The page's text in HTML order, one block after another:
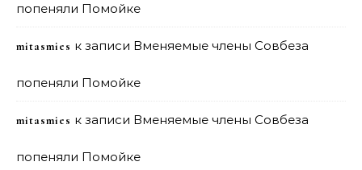
попеняли Помойке
mitasmies к записи Вменяемые члены Совбеза
попеняли Помойке
mitasmies к записи Вменяемые члены Совбеза
попеняли Помойке